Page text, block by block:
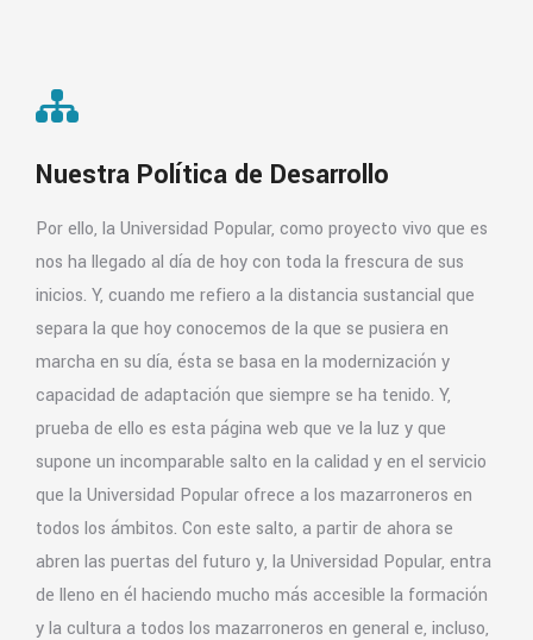
Nuestra Política de Desarrollo
Por ello, la Universidad Popular, como proyecto vivo que es
nos ha llegado al día de hoy con toda la frescura de sus
inicios. Y, cuando me refiero a la distancia sustancial que
separa la que hoy conocemos de la que se pusiera en
marcha en su día, ésta se basa en la modernización y
capacidad de adaptación que siempre se ha tenido. Y,
prueba de ello es esta página web que ve la luz y que
supone un incomparable salto en la calidad y en el servicio
que la Universidad Popular ofrece a los mazarroneros en
todos los ámbitos. Con este salto, a partir de ahora se
abren las puertas del futuro y, la Universidad Popular, entra
de lleno en él haciendo mucho más accesible la formación
y la cultura a todos los mazarroneros en general e, incluso,